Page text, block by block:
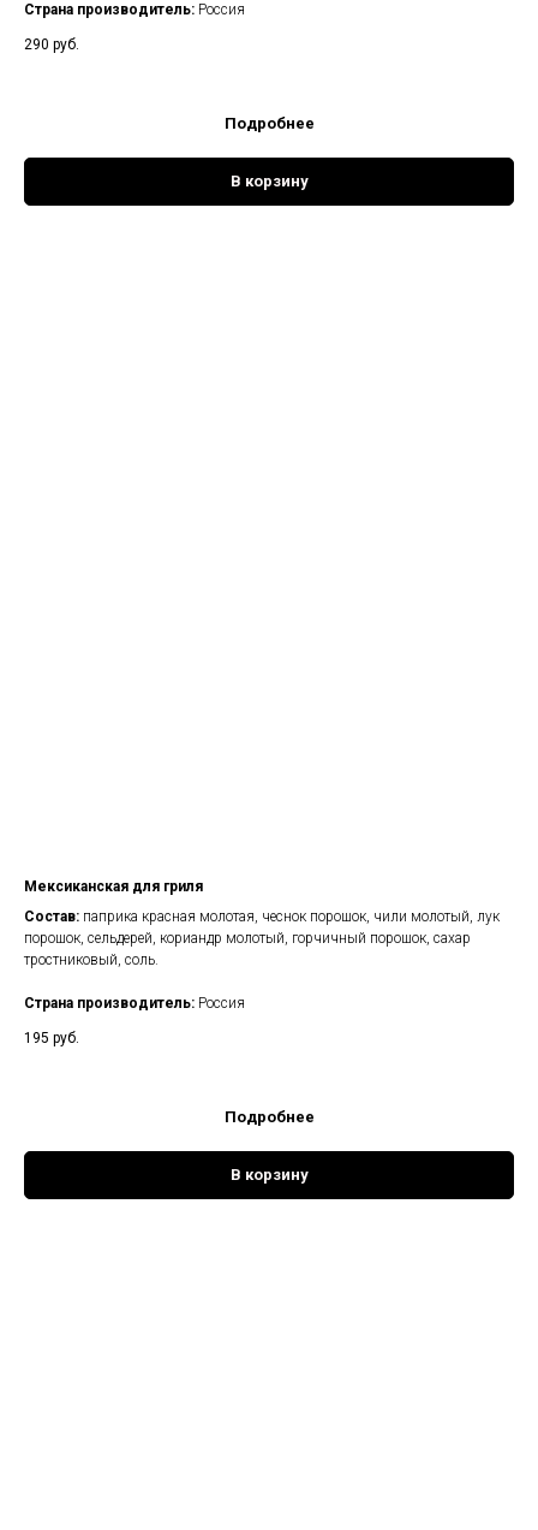
Страна производитель: Россия
290 руб.
Подробнее
В корзину
Мексиканская для гриля
Состав: паприка красная молотая, чеснок порошок, чили молотый, лук
порошок, сельдерей, кориандр молотый, горчичный порошок, сахар
тростниковый, соль.
Страна производитель: Россия
195 руб.
Подробнее
В корзину